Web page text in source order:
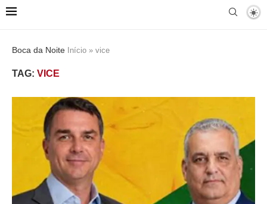
Boca da Noite Início » vice
TAG: VICE